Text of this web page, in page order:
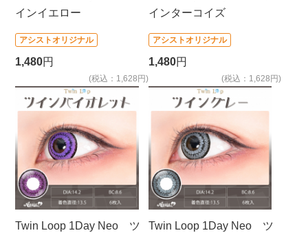
インイエロー
アシストオリジナル
1,480円
(税込：1,628円)
インターコイズ
アシストオリジナル
1,480円
(税込：1,628円)
Twin Loop 1Day Neo ツ
Twin Loop 1Day Neo ツ